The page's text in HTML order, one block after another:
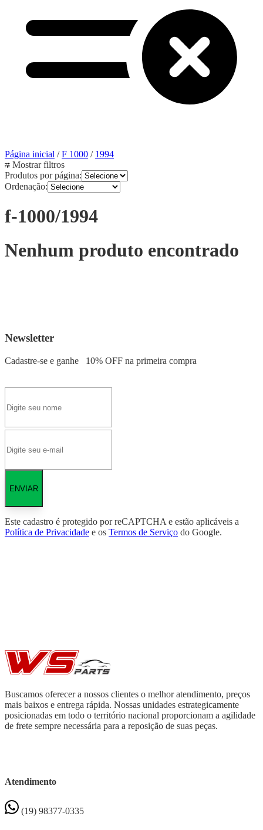
Página inicial /F 1000 / 1994
Mostrar filtros
Produtos por página:
Ordenação:
f-1000/1994
Nenhum produto encontrado
Newsletter
Cadastre-se e ganhe 10% OFF na primeira compra
ENVIAR
Este cadastro é protegido por reCAPTCHA e estão aplicáveis a
Política de Privacidade e os Termos de Serviço do Google.
Buscamos oferecer a nossos clientes o melhor atendimento, preços
mais baixos e entrega rápida. Nossas unidades estrategicamente
posicionadas em todo o território nacional proporcionam a agilidade
de frete sempre necessária para a reposição de suas peças.
Atendimento
(19) 98377-0335